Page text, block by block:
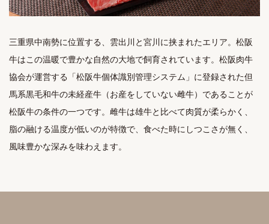
三重県中南勢に位置する、雲出川と宮川に挟まれたエリア。松阪
牛はこの温暖で豊かな自然の大地で飼育されています。松阪肉牛
協会が運営する「松阪牛個体識別管理システム」に登録された但
馬系黒毛和牛の未経産牛（お産をしていない雌牛）であることが
松阪牛の条件の一つです。雌牛は雄牛と比べて肉質が柔らかく、
脂の融ける温度が低いのが特徴で、食べた時にしつこさが無く、
風味豊かな深みを味わえます。